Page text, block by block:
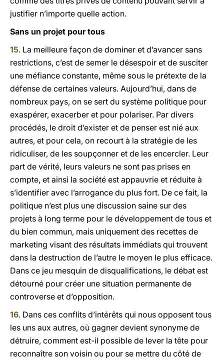
justifier n’importe quelle action.
Sans un projet pour tous
15. La meilleure façon de dominer et d’avancer sans
restrictions, c’est de semer le désespoir et de susciter
une méfiance constante, même sous le prétexte de la
défense de certaines valeurs. Aujourd’hui, dans de
nombreux pays, on se sert du système politique pour
exaspérer, exacerber et pour polariser. Par divers
procédés, le droit d’exister et de penser est nié aux
autres, et pour cela, on recourt à la stratégie de les
ridiculiser, de les soupçonner et de les encercler. Leur
part de vérité, leurs valeurs ne sont pas prises en
compte, et ainsi la société est appauvrie et réduite à
s’identifier avec l’arrogance du plus fort. De ce fait, la
politique n’est plus une discussion saine sur des
projets à long terme pour le développement de tous et
du bien commun, mais uniquement des recettes de
marketing visant des résultats immédiats qui trouvent
dans la destruction de l’autre le moyen le plus efficace.
Dans ce jeu mesquin de disqualifications, le débat est
détourné pour créer une situation permanente de
controverse et d’opposition.
16. Dans ces conflits d’intérêts qui nous opposent tous
les uns aux autres, où gagner devient synonyme de
détruire, comment est-il possible de lever la tête pour
reconnaître son voisin ou pour se mettre du côté de